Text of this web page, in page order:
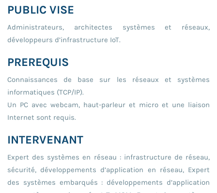
PUBLIC VISE
Administrateurs, architectes systèmes et réseaux,
développeurs d’infrastructure IoT.
PREREQUIS
Connaissances de base sur les réseaux et systèmes
informatiques (TCP/IP).
Un PC avec webcam, haut-parleur et micro et une liaison
Internet sont requis.
INTERVENANT
Expert des systèmes en réseau : infrastructure de réseau,
sécurité, développements d’application en réseau, Expert
des systèmes embarqués : développements d’application